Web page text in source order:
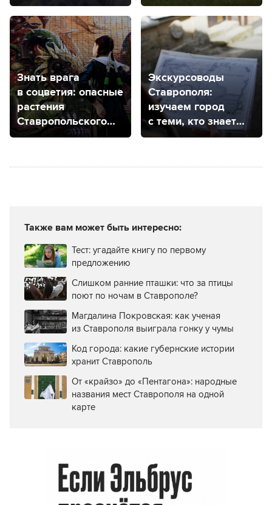
города
Знать врага
в соцветия: опасные
растения
Ставропольского
края
Экскурсоводы
Ставрополя:
изучаем город
с теми, кто знает
его от и до
Также вам может быть интересно:
Тест: угадайте книгу по первому
предложению
Слишком ранние пташки: что за птицы
поют по ночам в Ставрополе?
Магдалина Покровская: как ученая
из Ставрополя выиграла гонку у чумы
Код города: какие губернские истории
хранит Ставрополь
От «крайзо» до «Пентагона»: народные
названия мест Ставрополя на одной
карте